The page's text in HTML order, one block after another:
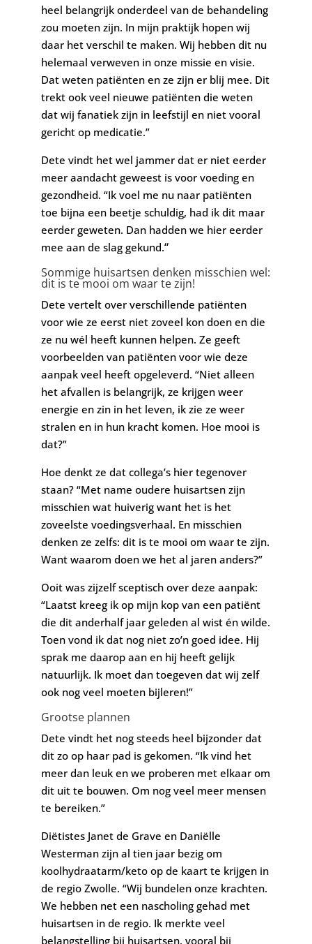
heel belangrijk onderdeel van de behandeling
zou moeten zijn. In mijn praktijk hopen wij
daar het verschil te maken. Wij hebben dit nu
helemaal verweven in onze missie en visie.
Dat weten patiënten en ze zijn er blij mee. Dit
trekt ook veel nieuwe patiënten die weten
dat wij fanatiek zijn in leefstijl en niet vooral
gericht op medicatie.”
Dete vindt het wel jammer dat er niet eerder
meer aandacht geweest is voor voeding en
gezondheid. “Ik voel me nu naar patiënten
toe bijna een beetje schuldig, had ik dit maar
eerder geweten. Dan hadden we hier eerder
mee aan de slag gekund.“
Sommige huisartsen denken misschien wel:
dit is te mooi om waar te zijn!
Dete vertelt over verschillende patiënten
voor wie ze eerst niet zoveel kon doen en die
ze nu wél heeft kunnen helpen. Ze geeft
voorbeelden van patiënten voor wie deze
aanpak veel heeft opgeleverd. “Niet alleen
het afvallen is belangrijk, ze krijgen weer
energie en zin in het leven, ik zie ze weer
stralen en in hun kracht komen. Hoe mooi is
dat?”
Hoe denkt ze dat collega’s hier tegenover
staan? “Met name oudere huisartsen zijn
misschien wat huiverig want het is het
zoveelste voedingsverhaal. En misschien
denken ze zelfs: dit is te mooi om waar te zijn.
Want waarom doen we het al jaren anders?”
Ooit was zijzelf sceptisch over deze aanpak:
“Laatst kreeg ik op mijn kop van een patiënt
die dit anderhalf jaar geleden al wist én wilde.
Toen vond ik dat nog niet zo’n goed idee. Hij
sprak me daarop aan en hij heeft gelijk
natuurlijk. Ik moet dan toegeven dat wij zelf
ook nog veel moeten bijleren!”
Grootse plannen
Dete vindt het nog steeds heel bijzonder dat
dit zo op haar pad is gekomen. “Ik vind het
meer dan leuk en we proberen met elkaar om
dit uit te bouwen. Om nog veel meer mensen
te bereiken.”
Diëtistes Janet de Grave en Daniëlle
Westerman zijn al tien jaar bezig om
koolhydraatarm/keto op de kaart te krijgen in
de regio Zwolle. “Wij bundelen onze krachten.
We hebben net een nascholing gehad met
huisartsen in de regio. Ik merkte veel
belangstelling bij huisartsen, vooral bij